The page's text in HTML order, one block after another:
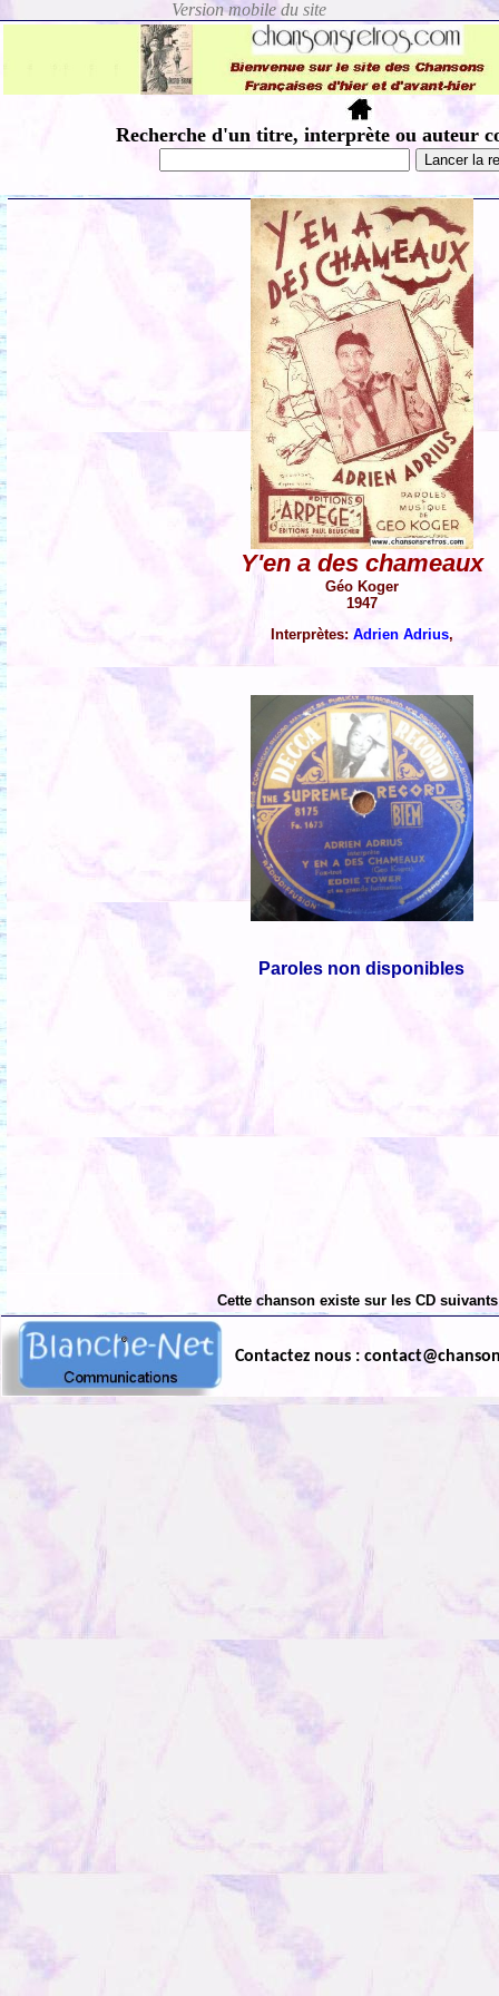
Recherche d'un titre, interprète ou auteur
Y'en a des chameaux
Géo Koger
1947
Interprètes: Adrien Adrius,
Paroles non disponibles
Cette chanson existe sur les CD
Contactez nous :